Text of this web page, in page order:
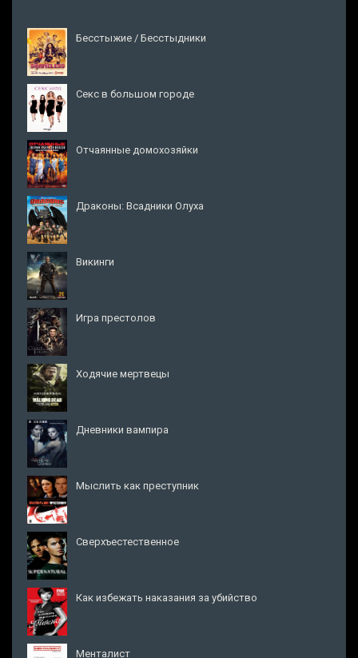
Бесстыжие / Бесстыдники
Секс в большом городе
Отчаянные домохозяйки
Драконы: Всадники Олуха
Викинги
Игра престолов
Ходячие мертвецы
Дневники вампира
Мыслить как преступник
Сверхъестественное
Как избежать наказания за убийство
Менталист